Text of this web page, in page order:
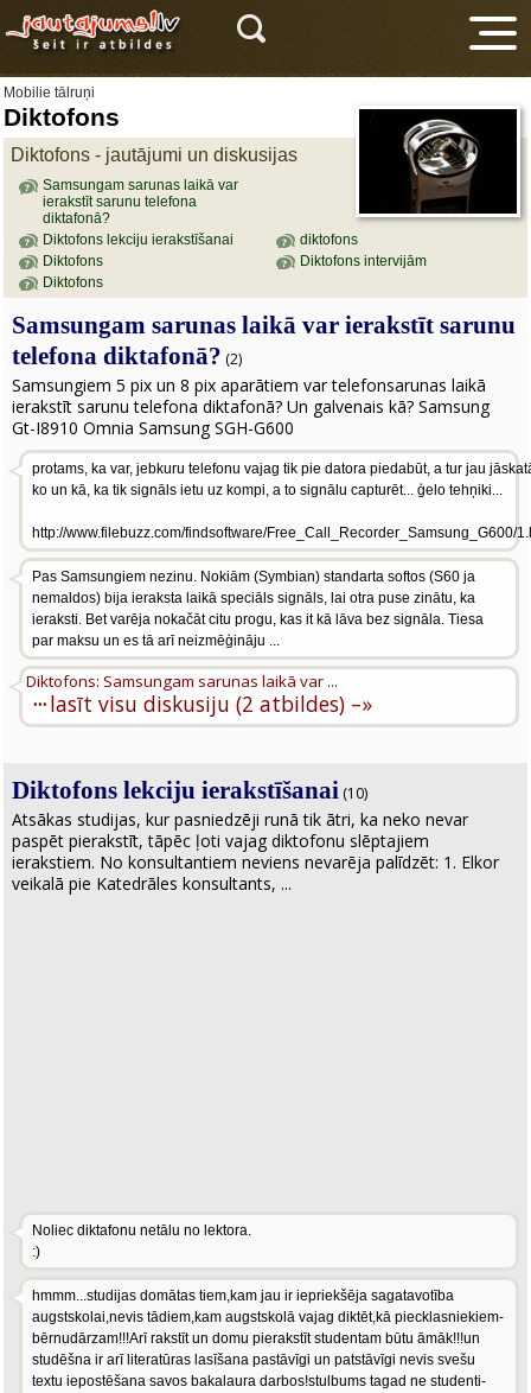
Mobilie tālruņi
Diktofons
Diktofons - jautājumi un diskusijas
Samsungam sarunas laikā var
ierakstīt sarunu telefona
diktafonā?
Diktofons lekciju ierakstīšanai
diktofons
Diktofons
Diktofons intervijām
Diktofons
Samsungam sarunas laikā var ierakstīt sarunu
telefona diktafonā? (2)
Samsungiem 5 pix un 8 pix aparātiem var telefonsarunas laikā
ierakstīt sarunu telefona diktafonā? Un galvenais kā? Samsung
Gt-I8910 Omnia Samsung SGH-G600
protams, ka var, jebkuru telefonu vajag tik pie datora piedabūt, a tur jau
ko un kā, ka tik signāls ietu uz kompi, a to signālu capturēt... ģelo tehņiki...
http://www.filebuzz.com/findsoftware/Free_Call_Recorder_Samsung_G600/
Pas Samsungiem nezinu. Nokiām (Symbian) standarta softos (S60 ja
nemaldos) bija ieraksta laikā speciāls signāls, lai otra puse zinātu, ka
ieraksti. Bet varēja nokačāt citu progu, kas it kā lāva bez signāla. Tiesa
par maksu un es tā arī neizmēģināju ...
···
Diktofons: Samsungam sarunas laikā var ...
lasīt visu diskusiju (2 atbildes) –»
Diktofons lekciju ierakstīšanai (10)
Atsākas studijas, kur pasniedzēji runā tik ātri, ka neko nevar
paspēt pierakstīt, tāpēc ļoti vajag diktofonu slēptajiem
ierakstiem. No konsultantiem neviens nevarēja palīdzēt: 1. Elkor
veikalā pie Katedrāles konsultants, ...
Noliec diktafonu netālu no lektora.
:)
hmmm...studijas domātas tiem,kam jau ir iepriekšēja sagatavotība
augstskolai,nevis tādiem,kam augstskolā vajag diktēt,kā piecklasniekiem-
bērnudārzam!!!Arī rakstīt un domu pierakstīt studentam būtu āmāk!!!un
studēšna ir arī literatūras lasīšana pastāvīgi un patstāvīgi nevis svešu
textu iepostēšana savos bakalaura darbos!stulbums tagad ne studenti-